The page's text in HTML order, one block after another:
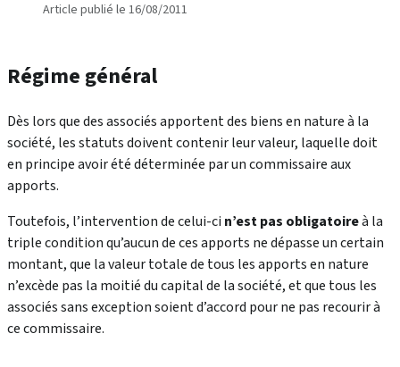
Article publié le 16/08/2011
Régime général
Dès lors que des associés apportent des biens en nature à la
société, les statuts doivent contenir leur valeur, laquelle doit
en principe avoir été déterminée par un commissaire aux
apports.
Toutefois, l’intervention de celui-ci n’est pas obligatoireà la
triple condition qu’aucun de ces apports ne dépasse un certain
montant, que la valeur totale de tous les apports en nature
n’excède pas la moitié du capital de la société, et que tous les
associés sans exception soient d’accord pour ne pas recourir à
ce commissaire.